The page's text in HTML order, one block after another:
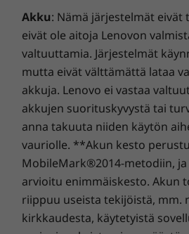
Enemmän viihdettä
Valinnaisen 2,5K IPS
eloisan kuvan ansiosta näet
sisällön entistä paremmin.
kuvasuhde tarjoaa
taas kapeat kehykset
häiriötekijöitä.
digitaalisista
värialue ja huippuluokan
‑äänentoisto. Vähäisen
saatu TÜV-sertifiointi takaa,
oikeutettu yhteen akun
ongelmien varalta. Kohenna
palvelu paikan päällä
Lenovolla huippuosaaminen
suorituskyvyn ja suojauksen
Akku: Nämä järjestelmät eivät
eivät ole aitoja Lenovon
valtuuttamia. Järjestelmät
mutta eivät välttämättä lataa
akkuja. Lenovo ei vastaa
akkujen suorituskyvystä tai
anna takuuta niiden käytön
vauriolle. **Akun kesto
MobileMark®2014-metodiin, ja
arvioitu enimmäiskesto. Akun
riippuu useista tekijöistä, mm.
kirkkaudesta, käytetyistä